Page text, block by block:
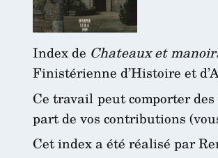
Index de Chateaux et
Finistérienne d’Histoire et
Ce travail peut comporter
part de vos contributions
Cet index a été réalisé par